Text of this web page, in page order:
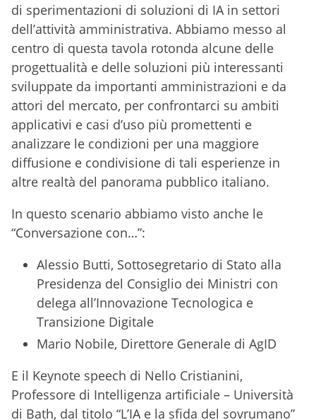
di sperimentazioni di soluzioni di IA in settori
dell’attività amministrativa. Abbiamo messo al
centro di questa tavola rotonda alcune delle
progettualità e delle soluzioni più interessanti
sviluppate da importanti amministrazioni e da
attori del mercato, per confrontarci su ambiti
applicativi e casi d’uso più promettenti e
analizzare le condizioni per una maggiore
diffusione e condivisione di tali esperienze in
altre realtà del panorama pubblico italiano.
In questo scenario abbiamo visto anche le
“Conversazione con…”:
Alessio Butti, Sottosegretario di Stato alla
Presidenza del Consiglio dei Ministri con
delega all’Innovazione Tecnologica e
Transizione Digitale
Mario Nobile, Direttore Generale di AgID
E il Keynote speech di Nello Cristianini,
Professore di Intelligenza artificiale – Università
di Bath, dal titolo “L’IA e la sfida del sovrumano”